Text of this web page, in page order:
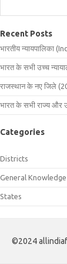
Recent Posts
भारतीय न्यायपालिका
भारत के सभी उच्च
राजस्थान के नए जिले
भारत के सभी राज्य और
Categories
Districts
General Knowledge
States
©2024